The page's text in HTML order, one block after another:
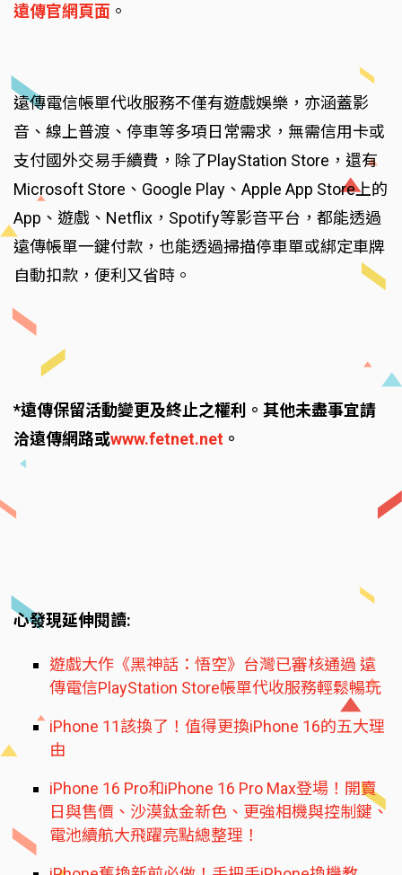
遠傳官網頁面 。
遠傳電信帳單代收服務不僅有遊戲娛樂，亦涵蓋影
音、線上普渡、停車等多項日常需求，無需信用卡或
支付國外交易手續費，除了PlayStation Store，還有
Microsoft Store、Google Play、Apple App Store上的
App、遊戲、Netflix，Spotify等影音平台，都能透過
遠傳帳單一鍵付款，也能透過掃描停車單或綁定車牌
自動扣款，便利又省時。
*遠傳保留活動變更及終止之權利。其他未盡事宜請
洽遠傳網路或www.fetnet.net 。
心發現延伸閱讀:
遊戲大作《黑神話：悟空》台灣已審核通過 遠
傳電信PlayStation Store帳單代收服務輕鬆暢玩
iPhone 11該換了！值得更換iPhone 16的五大理
由
iPhone 16 Pro和iPhone 16 Pro Max登場！開賣
日與售價、沙漠鈦金新色、更強相機與控制鍵、
電池續航大飛躍亮點總整理！